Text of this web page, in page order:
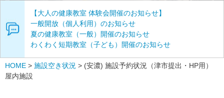
【大人の健康教室 体験会開催のお知らせ】
一般開放（個人利用）のお知らせ
夏の健康教室（一般）開催のお知らせ
わくわく短期教室（子ども）開催のお知らせ
HOME > 施設空き状況 > (安濃) 施設予約状況（津市提出・HP用）
屋内施設